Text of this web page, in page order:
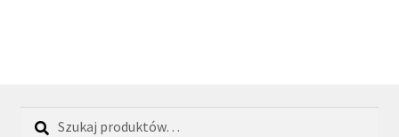
Szukaj:
Szukaj